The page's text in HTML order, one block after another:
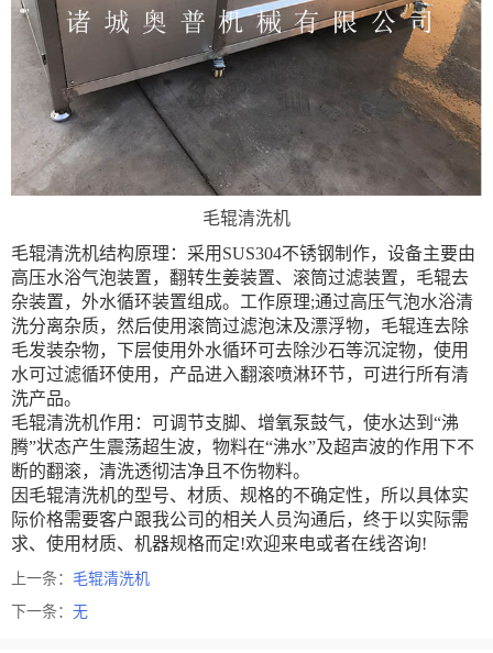
毛辊清洗机
毛辊清洗机结构原理：采用SUS304不锈钢制作，设备主要由
高压水浴气泡装置，翻转生姜装置、滚筒过滤装置，毛辊去
杂装置，外水循环装置组成。工作原理;通过高压气泡水浴清
洗分离杂质，然后使用滚筒过滤泡沫及漂浮物，毛辊连去除
毛发装杂物，下层使用外水循环可去除沙石等沉淀物，使用
水可过滤循环使用，产品进入翻滚喷淋环节，可进行所有清
洗产品。
毛辊清洗机作用：可调节支脚、增氧泵鼓气，使水达到“沸
腾”状态产生震荡超生波，物料在“沸水”及超声波的作用下不
断的翻滚，清洗透彻洁净且不伤物料。
因毛辊清洗机的型号、材质、规格的不确定性，所以具体实
际价格需要客户跟我公司的相关人员沟通后，终于以实际需
求、使用材质、机器规格而定!欢迎来电或者在线咨询!
上一条： 毛辊清洗机
下一条： 无